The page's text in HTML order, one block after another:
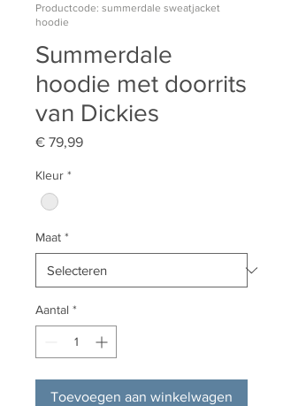
Productcode: summerdale sweatjacket
hoodie
Summerdale
hoodie met doorrits
van Dickies
€ 79,99Prijs
Kleur *
Maat *
Aantal *
Toevoegen aan winkelwagen